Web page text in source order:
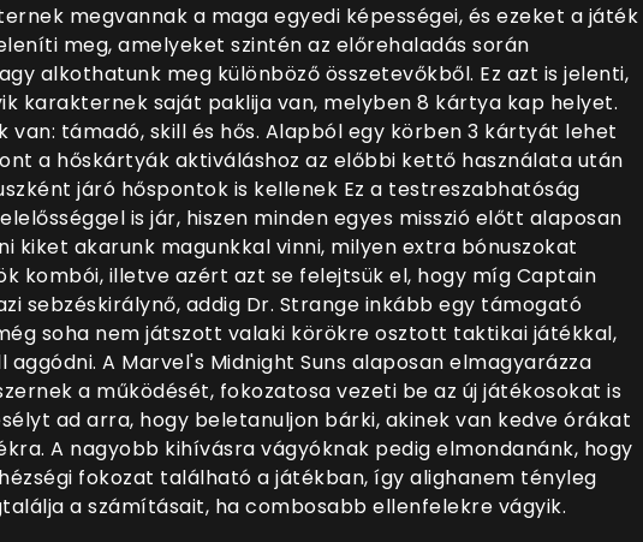
megvannak a maga egyedi képességei, és ezeket a játék
meg, amelyeket szintén az előrehaladás során
alkothatunk meg különböző összetevőkből. Ez azt is jelenti,
karakternek saját paklija van, melyben 8 kártya kap helyet.
van: támadó, skill és hős. Alapból egy körben 3 kártyát lehet
a hőskártyák aktiváláshoz az előbbi kettő használata után
járó hőspontok is kellenek Ez a testreszabhatóság
is jár, hiszen minden egyes misszió előtt alaposan
kiket akarunk magunkkal vinni, milyen extra bónuszokat
kombói, illetve azért azt se felejtsük el, hogy míg Captain
sebzéskirálynő, addig Dr. Strange inkább egy támogató
soha nem játszott valaki körökre osztott taktikai játékkal,
aggódni. A Marvel's Midnight Suns alaposan elmagyarázza
a működését, fokozatosa vezeti be az új játékosokat is
ad arra, hogy beletanuljon bárki, akinek van kedve órákat
A nagyobb kihívásra vágyóknak pedig elmondanánk, hogy
fokozat található a játékban, így alighanem tényleg
a számításait, ha combosabb ellenfelekre vágyik.